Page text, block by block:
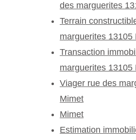
des marguerites
Terrain
marguerites 13105
Transaction
marguerites 13105
Viager rue des
Mimet
Mimet
Estimation